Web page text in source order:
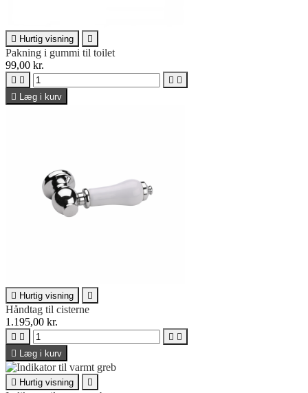
 Hurtig visning 
Pakning i gummi til toilet
99,00 kr.
   
 Læg i kurv
 Hurtig visning 
Håndtag til cisterne
1.195,00 kr.
   
 Læg i kurv
 Hurtig visning 